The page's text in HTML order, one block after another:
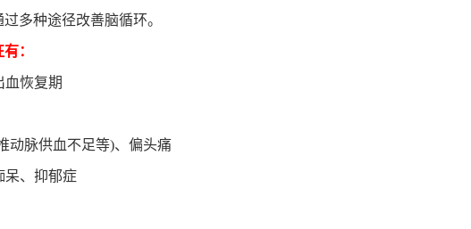
多种途径改善脑循环。
：
血恢复期
动脉供血不足等)、偏头痛
呆、抑郁症